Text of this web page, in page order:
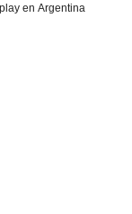
en Argentina